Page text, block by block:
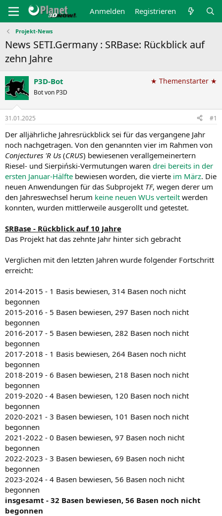
Anmelden Registrieren
Projekt-News
News SETI.Germany : SRBase: Rückblick auf
zehn Jahre
P3D-Bot
Bot von P3D
★ Themenstarter ★
31.01.2025 #1
Der alljährliche Jahresrückblick sei für das vergangene Jahr
noch nachgetragen. Von den genannten vier im Rahmen von
Conjectures 'R Us (CRUS) bewiesenen verallgemeinertern
Riesel- und Sierpiński-Vermutungen waren drei bereits in der
ersten Januar-Hälfte bewiesen worden, die vierte im März. Die
neuen Anwendungen für das Subprojekt TF, wegen derer um
den Jahreswechsel herum keine neuen WUs verteilt werden
konnten, wurden mittlerweile ausgerollt und getestet.
SRBase - Rückblick auf 10 Jahre
Das Projekt hat das zehnte Jahr hinter sich gebracht
Verglichen mit den letzten Jahren wurde folgender Fortschritt
erreicht:
2014-2015 - 1 Basis bewiesen, 314 Basen noch nicht
begonnen
2015-2016 - 5 Basen bewiesen, 297 Basen noch nicht
begonnen
2016-2017 - 5 Basen bewiesen, 282 Basen noch nicht
begonnen
2017-2018 - 1 Basis bewiesen, 264 Basen noch nicht
begonnen
2018-2019 - 6 Basen bewiesen, 218 Basen noch nicht
begonnen
2019-2020 - 4 Basen bewiesen, 120 Basen noch nicht
begonnen
2020-2021 - 3 Basen bewiesen, 101 Basen noch nicht
begonnen
2021-2022 - 0 Basen bewiesen, 97 Basen noch nicht
begonnen
2022-2023 - 3 Basen bewiesen, 69 Basen noch nicht
begonnen
2023-2024 - 4 Basen bewiesen, 56 Basen noch nicht
begonnen
insgesamt - 32 Basen bewiesen, 56 Basen noch nicht
begonnen